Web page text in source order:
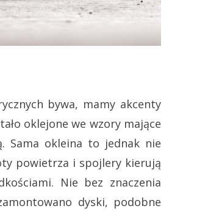
bywa, mamy akcenty
oklejone we wzory mające
Sama okleina to jednak nie
powietrza i spojlery kierują
Nie bez znaczenia
dyski, podobne